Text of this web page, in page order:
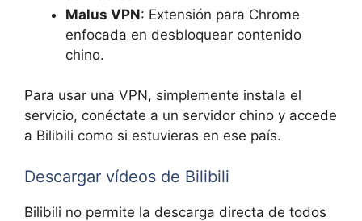
Malus VPN: Extensión para Chrome
enfocada en desbloquear contenido
chino.
Para usar una VPN, simplemente instala el
servicio, conéctate a un servidor chino y accede
a Bilibili como si estuvieras en ese país.
Descargar vídeos de Bilibili
Bilibili no permite la descarga directa de todos